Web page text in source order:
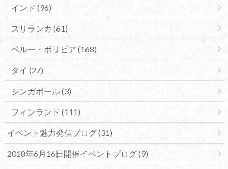
インド (96)
スリランカ (61)
ペルー・ボリビア (168)
タイ (27)
シンガポール(3)
フィンランド (111)
イベント魅力発信ブログ(31)
2018年6月16日開催イベントブログ(9)